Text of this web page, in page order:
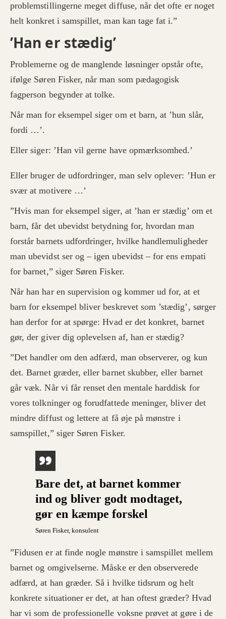
problemstillingerne meget diffuse, når det ofte er noget
helt konkret i samspillet, man kan tage fat i.”
’Han er stædig’
Problemerne og de manglende løsninger opstår ofte,
ifølge Søren Fisker, når man som pædagogisk
fagperson begynder at tolke.
Når man for eksempel siger om et barn, at ’hun slår,
fordi …’.
Eller siger: ’Han vil gerne have opmærksomhed.’
Eller bruger de udfordringer, man selv oplever: ’Hun er
svær at motivere …’
”Hvis man for eksempel siger, at ’han er stædig’ om et
barn, får det ubevidst betydning for, hvordan man
forstår barnets udfordringer, hvilke handlemuligheder
man ubevidst ser og – igen ubevidst – for ens empati
for barnet,” siger Søren Fisker.
Når han har en supervision og kommer ud for, at et
barn for eksempel bliver beskrevet som ’stædig’, sørger
han derfor for at spørge: Hvad er det konkret, barnet
gør, der giver dig oplevelsen af, han er stædig?
”Det handler om den adfærd, man observerer, og kun
det. Barnet græder, eller barnet skubber, eller barnet
går væk. Når vi får renset den mentale harddisk for
vores tolkninger og forudfattede meninger, bliver det
mindre diffust og lettere at få øje på mønstre i
samspillet,” siger Søren Fisker.
Bare det, at barnet kommer
ind og bliver godt modtaget,
gør en kæmpe forskel
Søren Fisker, konsulent
”Fidusen er at finde nogle mønstre i samspillet mellem
barnet og omgivelserne. Måske er den observerede
adfærd, at han græder. Så i hvilke tidsrum og helt
konkrete situationer er det, at han oftest græder? Hvad
har vi som de professionelle voksne prøvet at gøre i de